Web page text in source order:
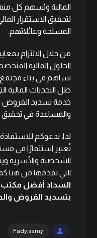
المالية ويُسهم كل
لتحقيق الاستقرار
المسلحة وعائلاتهم.
من خلال الالتزام
الحلول المالية
نساهم في بناء مجتمع
ظل التحديات المالية
خدمة تسديد القروض
والمساعدة في تحقيق
لذا، ندعوكم
تُعتبر استثمارًا في
الشخصية والأسرية
التي نقدمها من هنا
السداد أفضل مكتب
بتسديد القروض
Fady.samy